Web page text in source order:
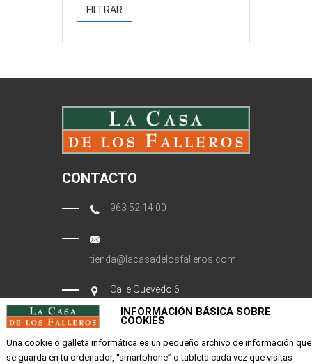
FILTRAR
CONTACTO
963 52 14 00
tienda@lacasadelosfalleros.com
Calle Quevedo 6
46001 Valencia
EMPRESA
INFORMACIÓN BÁSICA SOBRE
COOKIES
Una cookie o galleta informática es un pequeño archivo de información que
se guarda en tu ordenador, “smartphone” o tableta cada vez que visitas